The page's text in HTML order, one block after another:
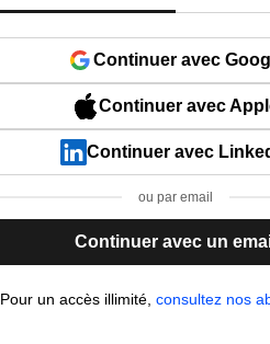
Continuer avec
Continuer avec
Continuer avec
ou par email
Continuer avec un
Pour un accès illimité,consultez nos